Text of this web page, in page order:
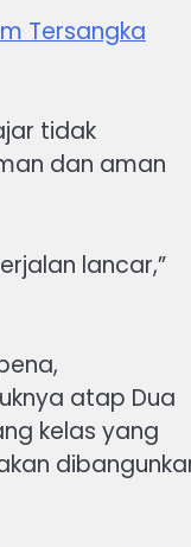
Tersangka
tidak
dan aman
lancar,”
atap Dua
kelas yang